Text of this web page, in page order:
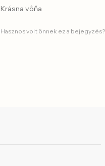
Krásna vôňa
Hasznos volt önnek ez a bejegyzés?